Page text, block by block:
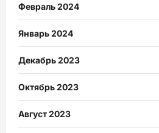
Февраль 2024
Январь 2024
Декабрь 2023
Октябрь 2023
Август 2023